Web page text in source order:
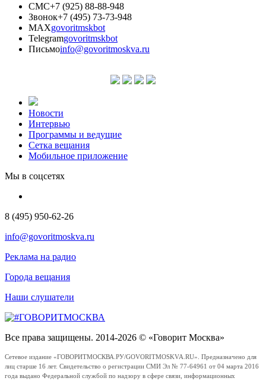
СМС+7 (925) 88-88-948
Звонок+7 (495) 73-73-948
MAXgovoritmskbot
Telegramgovoritmskbot
Письмоinfo@govoritmoskva.ru
Новости
Интервью
Программы и ведущие
Сетка вещания
Мобильное приложение
Мы в соцсетях
8 (495) 950-62-26
info@govoritmoskva.ru
Реклама на радио
Города вещания
Наши слушатели
Все права защищены. 2014-2026 © «Говорит Москва»
Сетевое издание «ГОВОРИТМОСКВА.РУ/GOVORITMOSKVA.RU». Предназначено для
лиц старше 16 лет. Свидетельство о регистрации СМИ Эл № 77-64961 от 04 марта 2016
года выдано Федеральной службой по надзору в сфере связи, информационных